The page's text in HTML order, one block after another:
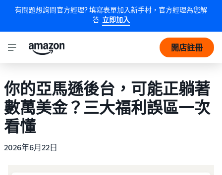
有問題想詢問官方經理? 填寫表單加入新手村，官方經理為您解
答 立即加入
開店註冊
你的亞馬遜後台，可能正躺著
數萬美金？三大福利誤區一次
看懂
2026年6月22日